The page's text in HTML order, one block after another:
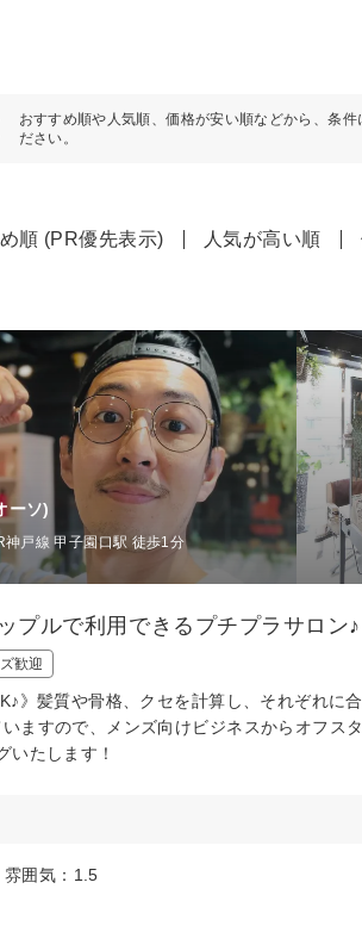
おすすめ順や人気順、価格が安い順などから、条
ださい。
順 (PR優先表示) 人気が高い順
ーソ)
神戸線 甲子園口駅 徒歩1分
プルで利用できるプチプラサロン♪
歓迎
》髪質や骨格、クセを計算し、それぞれに
ますので、メンズ向けビジネスからオフス
いたします！
雰囲気：1.5